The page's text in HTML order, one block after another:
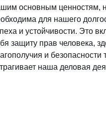
основным ценностям,
для нашего
и устойчивости. Это
защиту прав человека,
и безопасности
наша деловая